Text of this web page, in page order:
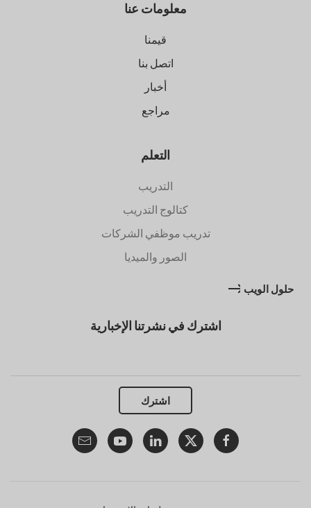
معلومات عنا
قيمنا
اتصل بنا
أخبار
مراجع
التعلم
التدريب
كتالوج التدريب
تدريب موظفي الشركات
الصور والميديا
حلول الويب
اشترك في نشرتنا الإخبارية
اشترك